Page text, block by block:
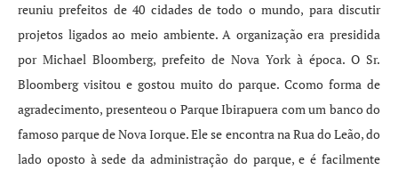
reuniu prefeitos de 40 cidades de todo o mundo, para discutir
projetos ligados ao meio ambiente. A organização era presidida
por Michael Bloomberg, prefeito de Nova York à época. O Sr.
Bloomberg visitou e gostou muito do parque. Ccomo forma de
agradecimento, presenteou o Parque Ibirapuera com um banco do
famoso parque de Nova Iorque. Ele se encontra na Rua do Leão, do
lado oposto à sede da administração do parque, e é facilmente